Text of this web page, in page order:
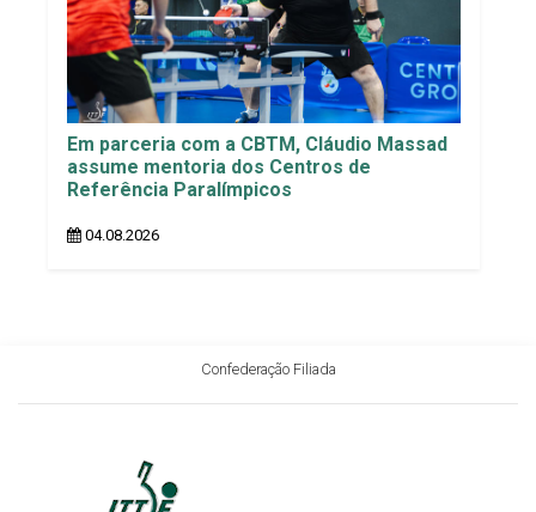
Em parceria com a CBTM, Cláudio Massad
assume mentoria dos Centros de
Referência Paralímpicos
04.08.2026
Confederação Filiada